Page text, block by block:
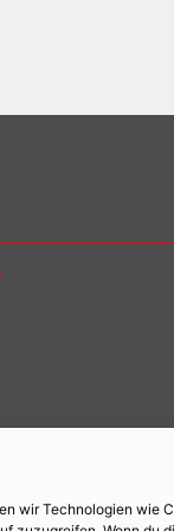
wir Technologien wie